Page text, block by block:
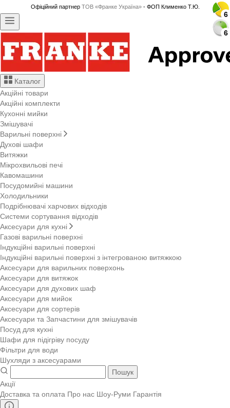
Офіційний партнер ТОВ «Франке Україна»- ФОП Клименко Т.Ю.
Каталог
Акційні товари
Акційні комплекти
Кухонні мийки
Змішувачі
Варильні поверхні
Духові шафи
Витяжки
Мікрохвильові печі
Кавомашини
Посудомийні машини
Холодильники
Подрібнювачі харчових відходів
Системи сортування відходів
Аксесуари для кухні
Газові варильні поверхні
Індукційні варильні поверхні
Індукційні варильні поверхні з інтегрованою витяжкою
Аксесуари для варильних поверхонь
Аксесуари для витяжок
Аксесуари для духових шаф
Аксесуари для мийок
Аксесуари для сортерів
Аксесуари та Запчастини для змішувачів
Посуд для кухні
Шафи для підігріву посуду
Фільтри для води
Шухляди з аксесуарами
Пошук
Акції
Доставка та оплата Про нас Шоу-Руми Гарантія
6
6
6
6
6
6
6
6
6
6
6
6
6
6
6
6
6
6
6
6
6
6
6
6
6
6
6
6